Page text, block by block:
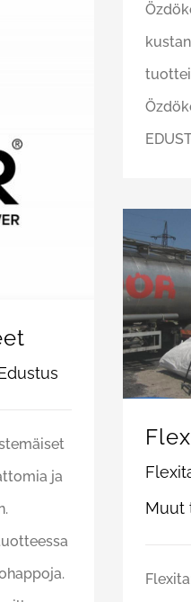
ja
Muut